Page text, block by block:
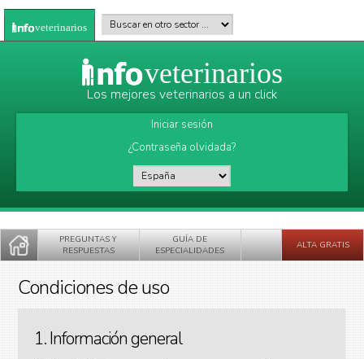
Pasar al contenido principal
veterinarios Buscar en otro sector
veterinarios
Los mejores veterinarios a un click
Iniciar sesión
¿Contraseña olvidada?
PREGUNTAS Y
RESPUESTAS
GUÍA DE
ESPECIALIDADES
ALTA GRATIS
Condiciones de uso
1. Información general